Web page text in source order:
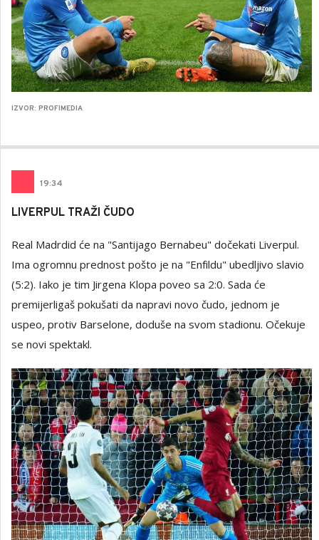
IZVOR: PROFIMEDIA
19:34
LIVERPUL TRAŽI ČUDO
Real Madrdid će na "Santijago Bernabeu" dočekati Liverpul.
Ima ogromnu prednost pošto je na "Enfildu" ubedljivo slavio
(5:2). Iako je tim Jirgena Klopa poveo sa 2:0. Sada će
premijerligaš pokušati da napravi novo čudo, jednom je
uspeo, protiv Barselone, doduše na svom stadionu. Očekuje
se novi spektakl.